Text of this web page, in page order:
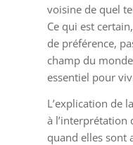
voisine de quel
Ce qui est
de préférence,
champ du
essentiel pour
L’explication de
à l’interprétation
quand elles sont